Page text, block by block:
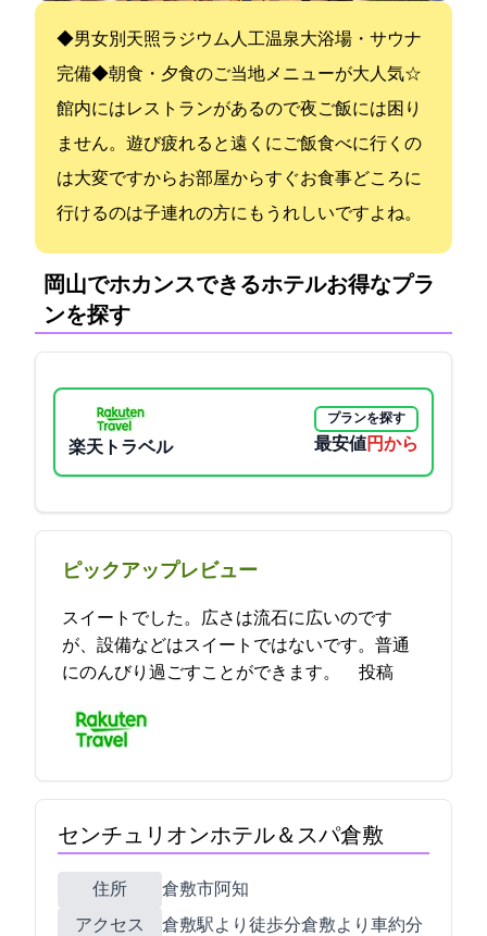
◆男女別天照ラジウム人工温泉大浴場・サウナ
完備◆朝食・夕食のご当地メニューが大人気☆
館内にはレストランがあるので夜ご飯には困り
ません。遊び疲れると遠くにご飯食べに行くの
は大変ですからお部屋からすぐお食事どころに
行けるのは子連れの方にもうれしいですよね。
岡山でホカンスできるホテル:お得なプラ
ンを探す
楽天トラベル
プランを探す
最安値2250円から
ピックアップレビュー
スイートでした。広さは流石に広いのです
が、設備などはスイートではないです。普通
にのんびり過ごすことができます。 2023-04-26 15:42:34投稿
センチュリオンホテル＆スパ倉敷
住所
倉敷市阿知2-4-6
アクセス
JR倉敷駅より徒歩3分/倉敷ICより車約15分